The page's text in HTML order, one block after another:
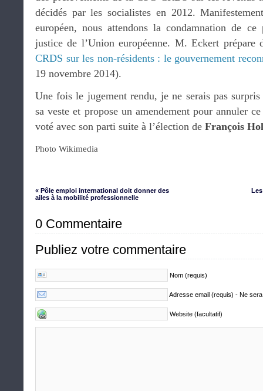
décidés par les socialistes en 2012.
européen, nous attendons la condamnation de
justice de l’Union européenne. M. Eckert
CRDS sur les non-résidents : le gouvernement
19 novembre 2014).
Une fois le jugement rendu, je ne serais pas
sa veste et propose un amendement pour annuler
voté avec son parti suite à l’élection de François
Photo Wikimedia
« Pôle emploi international doit donner des
ailes à la mobilité professionnelle
0 Commentaire
Publiez votre commentaire
Nom (requis)
Adresse email (requis) - Ne
Website (facultatif)